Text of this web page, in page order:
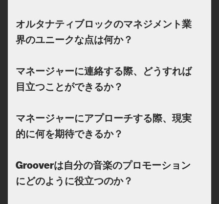
オルタナティブロックのマネジメント業
界のユニークな点は何か？
マネージャーに連絡する際、どうすれば
目立つことができるか？
マネージャーにアプローチする際、現実
的に何を期待できるか？
Grooverは自分の音楽のプロモーション
にどのように役立つのか？